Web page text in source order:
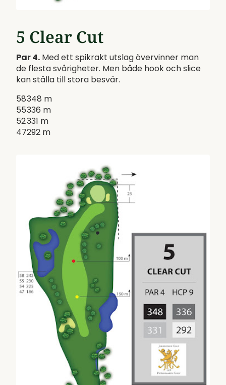
5 Clear Cut
Par 4. Med ett spikrakt utslag övervinner man
de flesta svårigheter. Men både hook och slice
kan ställa till stora besvär.
58348 m
55336 m
52331 m
47292 m